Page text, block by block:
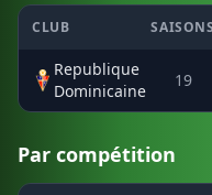
CLUB SAISONS
Republique
Dominicaine
19
Par compétition